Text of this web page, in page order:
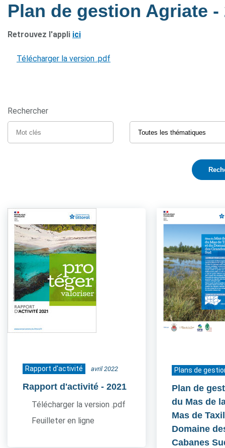
Plan de gestion Agriate -
Retrouvez l'appli ici
Télécharger la version .pdf
Rechercher
Rapport d'activité avril 2022
Rapport d'activité - 2021
Télécharger la version .pdf
Feuilleter en ligne
Plans de
Plan de
du Mas de
Mas de
Domaine
Cabanes